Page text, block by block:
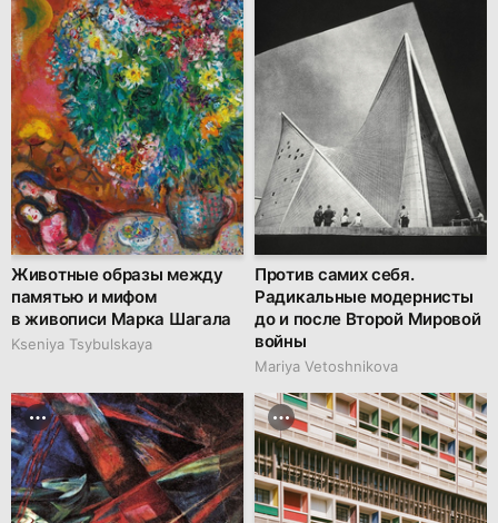
Животные образы между
памятью и мифом
в живописи Марка Шагала
Kseniya Tsybulskaya
Против самих себя.
Радикальные модернисты
до и после Второй Мировой
войны
Mariya Vetoshnikova